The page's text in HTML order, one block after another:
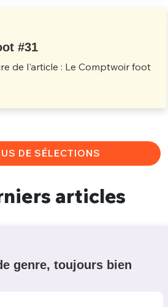
#31
DE SÉLECTIONS
articles
genre, toujours bien